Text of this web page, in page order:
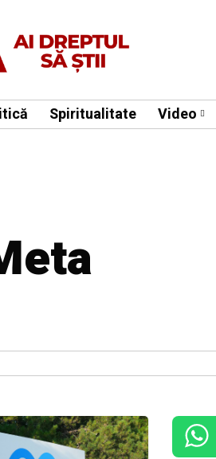
Spiritualitate Video